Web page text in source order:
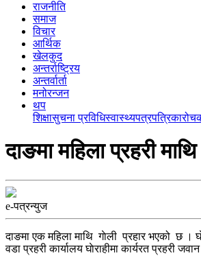
राजनीति
समाज
विचार
आर्थिक
खेलकुद
अन्तर्राष्ट्रिय
अन्तर्वार्ता
मनोरन्जन
थप
शिक्षासुचना प्रविधिस्वास्थ्यपत्रपत्रिका
दाङमा महिला प्रहरी
e-पत्रन्युज
दाङमा एक महिला माथि गाेली प्रहार भएको छ ।
वडा प्रहरी कार्यालय घाेराहीमा कार्यरत प्रहरी